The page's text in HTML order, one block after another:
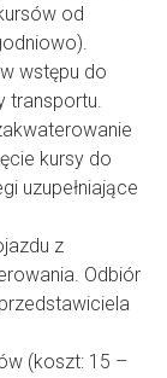
od
wstępu do
kursy do
uzupełniające
z
Odbiór
(koszt: 15 –